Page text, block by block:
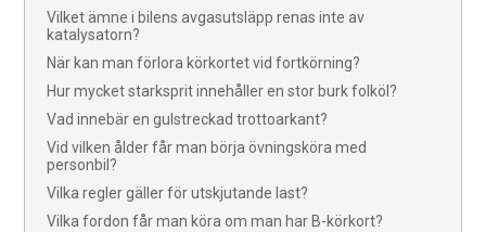
Vilket ämne i bilens avgasutsläpp renas inte av
katalysatorn?
När kan man förlora körkortet vid fortkörning?
Hur mycket starksprit innehåller en stor burk folköl?
Vad innebär en gulstreckad trottoarkant?
Vid vilken ålder får man börja övningsköra med
personbil?
Vilka regler gäller för utskjutande last?
Vilka fordon får man köra om man har B-körkort?